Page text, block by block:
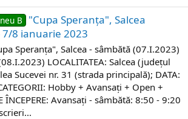
B
"Cupa Speranța", Salcea
7/8 ianuarie 2023
Speranța", Salcea - sâmbătă (07.I.2023)
LOCALITATEA: Salcea (județul
Sucevei nr. 31 (strada principală); DATA:
Hobby + Avansați + Open +
ÎNCEPERE: Avansați - sâmbătă​: 8:50 - 9:20